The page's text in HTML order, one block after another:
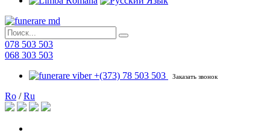
078 503 503
068 303 503
+(373) 78 503 503
Заказать звонок
Ro /Ru